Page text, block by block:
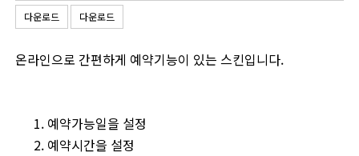
다운로드 다운로드
온라인으로 간편하게 예약기능이 있는 스킨입니다.
예약가능일을 설정
예약시간을 설정